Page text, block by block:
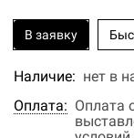
В заявку
Наличие: нет в
Оплата: Оплата